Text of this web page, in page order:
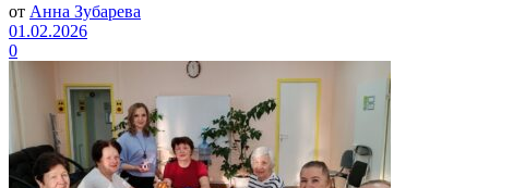
от Анна Зубарева
01.02.2026
0